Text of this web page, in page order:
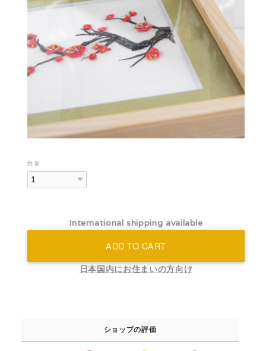
数量
International shipping available
ADD TO CART
日本国内にお住まいの方向け
ショップの評価